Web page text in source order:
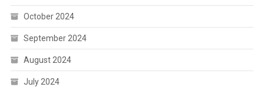
October 2024
September 2024
August 2024
July 2024